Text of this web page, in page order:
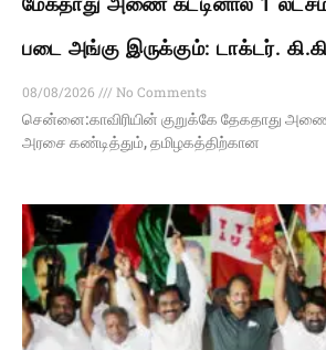
படை அங்கு இருக்கும்: டாக்டர்.
08/08/2026
No Comments
சென்னை:காவிரியின் குறுக்கே தேகதாது
அரசை கண்டித்தும், தமிழகத்திற்கான